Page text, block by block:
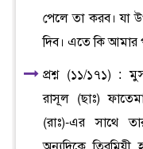
পেলে তা করব। যা
দিব। এতে কি আমার
প্রশ্ন (১১/১৭১) :
রাসূল (ছাঃ)
(রাঃ)-এর সাথে